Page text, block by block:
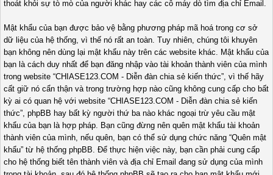
thoát khỏi sự tò mò của người khác hay các cỗ máy dò tìm địa chỉ Email.
Mật khẩu của bạn được bảo vệ bằng phương pháp mã hoá trong cơ sở
dữ liệu của hệ thống, vì thế nó rất an toàn. Tuy nhiên, chúng tôi khuyên
bạn không nên dùng lại mật khẩu này trên các website khác. Mật khẩu của
bạn là cách duy nhất để bạn đăng nhập vào tài khoản thành viên của mình
trong website “CHIASE123.COM - Diễn đàn chia sẻ kiến thức”, vì thế hãy
cất giữ nó cẩn thận và trong trường hợp nào cũng không cung cấp cho bất
kỳ ai có quan hệ với website “CHIASE123.COM - Diễn đàn chia sẻ kiến
thức”, phpBB hay bất kỳ người thứ ba nào khác ngoại trừ yêu cầu mật
khẩu của bạn là hợp pháp. Bạn cũng đừng nên quên mật khẩu tài khoản
thành viên của mình, nếu quên, bạn có thể sử dụng chức năng “Quên mật
khẩu” từ hệ thống phpBB. Để thực hiện việc này, bạn cần phải cung cấp
cho hệ thống biết tên thành viên và địa chỉ Email đang sử dụng của mình